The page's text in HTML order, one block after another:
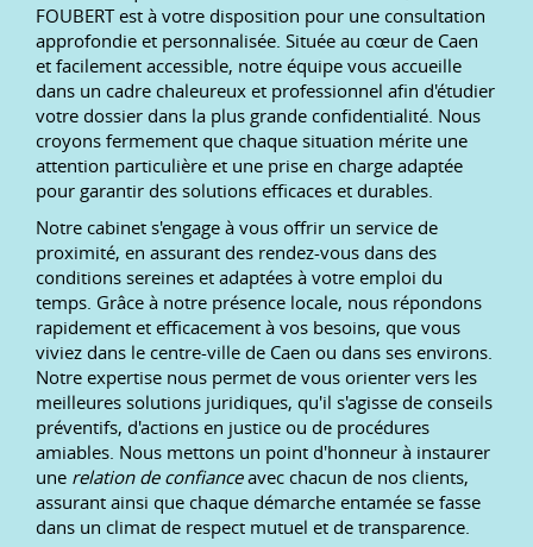
FOUBERT est à votre disposition pour une consultation
approfondie et personnalisée. Située au cœur de Caen
et facilement accessible, notre équipe vous accueille
dans un cadre chaleureux et professionnel afin d'étudier
votre dossier dans la plus grande confidentialité. Nous
croyons fermement que chaque situation mérite une
attention particulière et une prise en charge adaptée
pour garantir des solutions efficaces et durables.
Notre cabinet s'engage à vous offrir un service de
proximité, en assurant des rendez-vous dans des
conditions sereines et adaptées à votre emploi du
temps. Grâce à notre présence locale, nous répondons
rapidement et efficacement à vos besoins, que vous
viviez dans le centre-ville de Caen ou dans ses environs.
Notre expertise nous permet de vous orienter vers les
meilleures solutions juridiques, qu'il s'agisse de conseils
préventifs, d'actions en justice ou de procédures
amiables. Nous mettons un point d'honneur à instaurer
une relation de confianceavec chacun de nos clients,
assurant ainsi que chaque démarche entamée se fasse
dans un climat de respect mutuel et de transparence.